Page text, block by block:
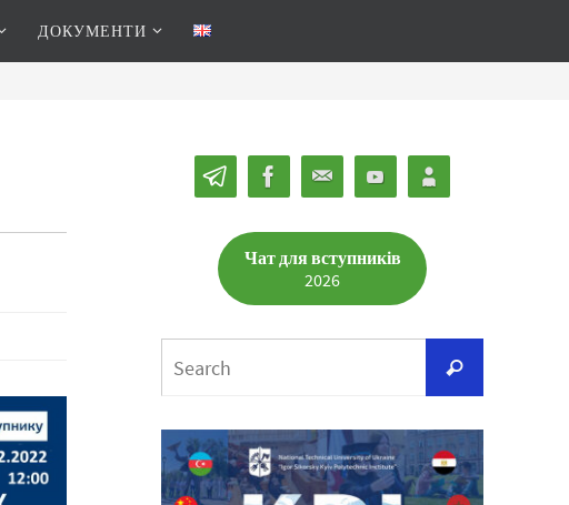
ДОКУМЕНТИ
Чат для вступників
2026